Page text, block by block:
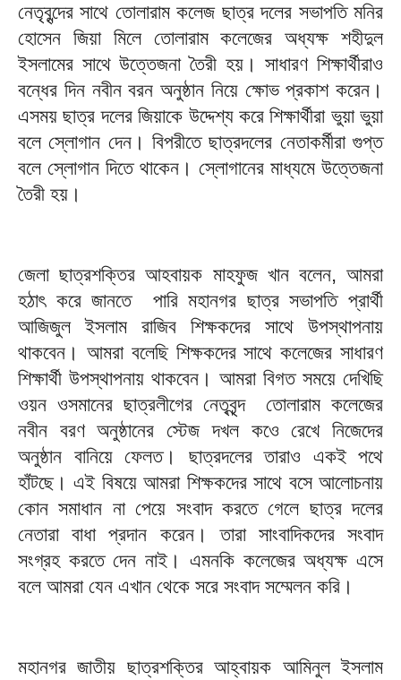
নেতৃবৃন্দের সাথে তোলারাম কলেজ ছাত্র দলের সভাপতি মনির
হোসেন জিয়া মিলে তোলারাম কলেজের অধ্যক্ষ শহীদুল
ইসলামের সাথে উত্তেজনা তৈরী হয়। সাধারণ শিক্ষার্থীরাও
বন্ধের দিন নবীন বরন অনুষ্ঠান নিয়ে ক্ষোভ প্রকাশ করেন।
এসময় ছাত্র দলের জিয়াকে উদ্দেশ্য করে শিক্ষার্থীরা ভুয়া ভুয়া
বলে স্লোগান দেন। বিপরীতে ছাত্রদলের নেতাকর্মীরা গুপ্ত
বলে স্লোগান দিতে থাকেন। স্লোগানের মাধ্যমে উত্তেজনা
তৈরী হয়।
জেলা ছাত্রশক্তির আহবায়ক মাহফুজ খান বলেন, আমরা
হঠাৎ করে জানতে পারি মহানগর ছাত্র সভাপতি প্রার্থী
আজিজুল ইসলাম রাজিব শিক্ষকদের সাথে উপস্থাপনায়
থাকবেন। আমরা বলেছি শিক্ষকদের সাথে কলেজের সাধারণ
শিক্ষার্থী উপস্থাপনায় থাকবেন। আমরা বিগত সময়ে দেখিছি
ওয়ন ওসমানের ছাত্রলীগের নেতৃবৃন্দ তোলারাম কলেজের
নবীন বরণ অনুষ্ঠানের স্টেজ দখল কওে রেখে নিজেদের
অনুষ্ঠান বানিয়ে ফেলত। ছাত্রদলের তারাও একই পথে
হাঁটছে। এই বিষয়ে আমরা শিক্ষকদের সাথে বসে আলোচনায়
কোন সমাধান না পেয়ে সংবাদ করতে গেলে ছাত্র দলের
নেতারা বাধা প্রদান করেন। তারা সাংবাদিকদের সংবাদ
সংগ্রহ করতে দেন নাই। এমনকি কলেজের অধ্যক্ষ এসে
বলে আমরা যেন এখান থেকে সরে সংবাদ সম্মেলন করি।
মহানগর জাতীয় ছাত্রশক্তির আহ্বায়ক আমিনুল ইসলাম